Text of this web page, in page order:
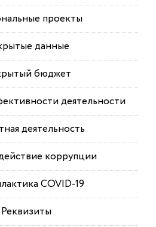
проекты
данные
бюджет
деятельности
деятельность
коррупции
COVID-19
Реквизиты